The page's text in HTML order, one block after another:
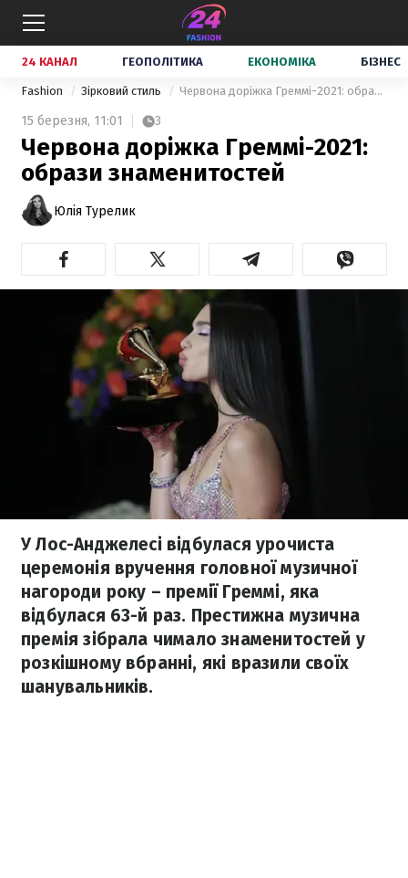
24 КАНАЛ ГЕОПОЛІТИКА ЕКОНОМІКА БІЗНЕС
Fashion Зірковий стиль Червона доріжка Греммі-2021: образи знаменитостей
15 березня, 11:01 3
Червона доріжка Греммі-2021:
образи знаменитостей
Юлія Турелик
У Лос-Анджелесі відбулася урочиста
церемонія вручення головної музичної
нагороди року – премії Греммі, яка
відбулася 63-й раз. Престижна музична
премія зібрала чимало знаменитостей у
розкішному вбранні, які вразили своїх
шанувальників.